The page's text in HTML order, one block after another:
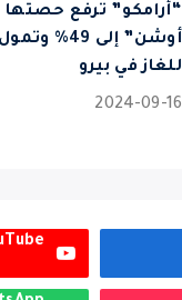
“أرامكو” ترفع
أوشن” إلى
للغاز في بيرو
2024-09-16